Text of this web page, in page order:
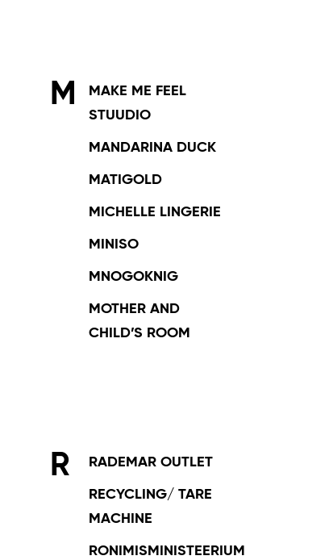
M
MAKE ME FEEL
STUUDIO
MANDARINA DUCK
MATIGOLD
MICHELLE LINGERIE
MINISO
MNOGOKNIG
MOTHER AND
CHILD’S ROOM
R RADEMAR OUTLET
RECYCLING/ TARE
MACHINE
RONIMISMINISTEERIUM